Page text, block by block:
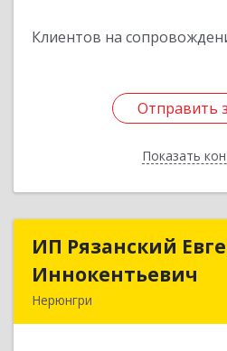
Клиентов на
Отправить
Показать
Отправить
Назад
ИП Рязанский
Иннокентьевич
Нерюнгри
ИП